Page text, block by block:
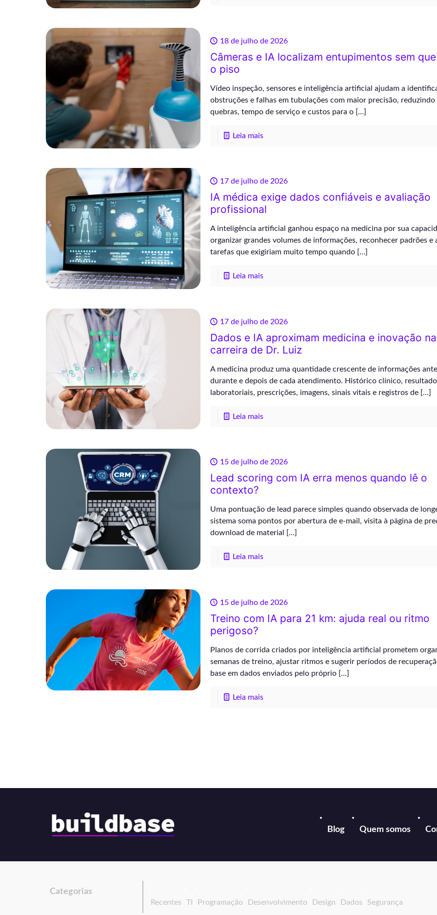
18 de julho de 2026
Câmeras e IA localizam entupimentos sem
o piso
Vídeo inspeção, sensores e inteligência artificial ajudam a
obstruções e falhas em tubulações com maior precisão, reduzindo
quebras, tempo de serviço e custos para o[…]
Leia mais
17 de julho de 2026
IA médica exige dados confiáveis e avaliação
profissional
A inteligência artificial ganhou espaço na medicina por sua
organizar grandes volumes de informações, reconhecer padrões e
tarefas que exigiriam muito tempo quando[…]
Leia mais
17 de julho de 2026
Dados e IA aproximam medicina e inovação na
carreira de Dr. Luiz
A medicina produz uma quantidade crescente de informações
durante e depois de cada atendimento. Histórico clínico,
laboratoriais, prescrições, imagens, sinais vitais e registros de[…]
Leia mais
15 de julho de 2026
Lead scoring com IA erra menos quando lê o
contexto?
Uma pontuação de lead parece simples quando observada de
sistema soma pontos por abertura de e-mail, visita à página de
download de material
[…]
Leia mais
15 de julho de 2026
Treino com IA para 21 km: ajuda real ou ritmo
perigoso?
Planos de corrida criados por inteligência artificial prometem
semanas de treino, ajustar ritmos e sugerir períodos de
base em dados enviados pelo próprio[…]
Leia mais
Blog Quem somos
Categorias
Recentes TI Programação Desenvolvimento Design Dados Segurança